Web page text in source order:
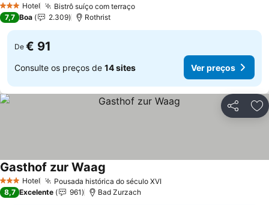
3 EstrelasHotel Bistrô suíço com terraço
7,7 Boa 2.309 Rothrist
De € 91
Consulte os preços de 14 sites Ver preços
Partilhar
3 EstrelasHotel Pousada histórica do século XVI
Gasthof zur Waag
8,7 Excelente 961 Bad Zurzach